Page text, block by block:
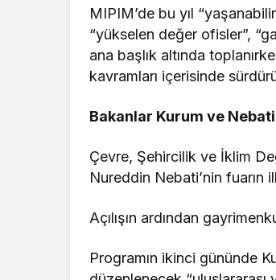
MIPIM’de bu yıl
“yükselen değer ofisler”,
ana başlık altında
kavramları içerisinde
Bakanlar Kurum ve
Çevre, Şehircilik ve İklim
Nureddin Nebati’nin fuarın
Açılışın ardından
Programın ikinci gününde